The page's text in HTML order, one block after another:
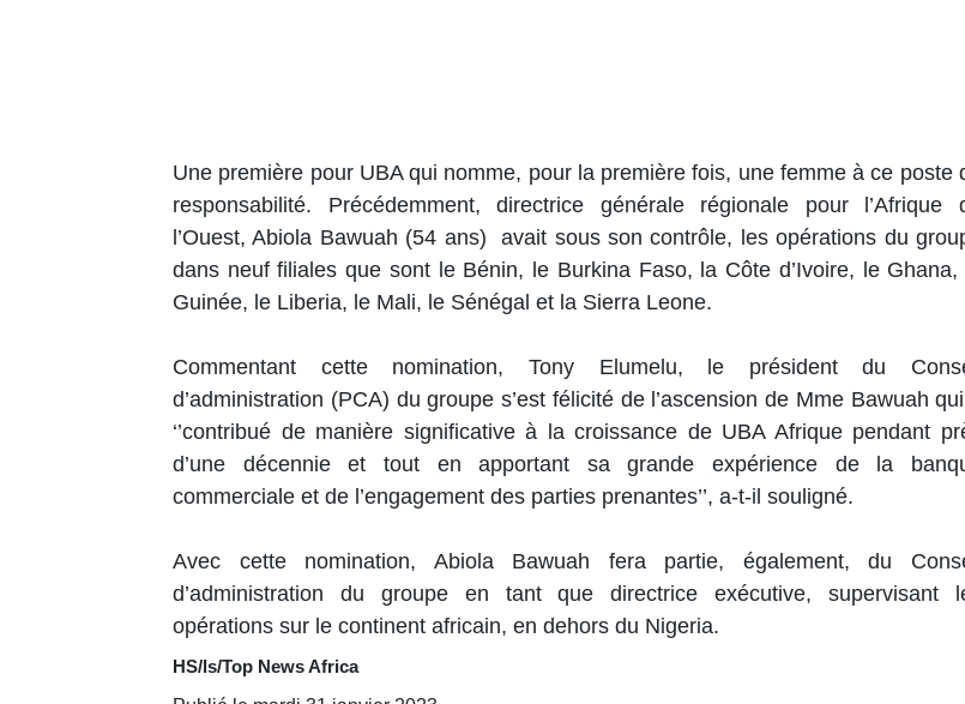
Une première pour UBA qui nomme, pour la première fois, une femme à ce poste
responsabilité. Précédemment, directrice générale régionale pour l’Afrique
l’Ouest, Abiola Bawuah (54 ans) avait sous son contrôle, les opérations du
dans neuf filiales que sont le Bénin, le Burkina Faso, la Côte d’Ivoire, le Ghana,
Guinée, le Liberia, le Mali, le Sénégal et la Sierra Leone.
Commentant cette nomination, Tony Elumelu, le président du
d’administration (PCA) du groupe s’est félicité de l’ascension de Mme Bawuah
‘’contribué de manière significative à la croissance de UBA Afrique pendant
d’une décennie et tout en apportant sa grande expérience de la
commerciale et de l’engagement des parties prenantes’’, a-t-il souligné.
Avec cette nomination, Abiola Bawuah fera partie, également, du
d’administration du groupe en tant que directrice exécutive, supervisant
opérations sur le continent africain, en dehors du Nigeria.
HS/ls/Top News Africa